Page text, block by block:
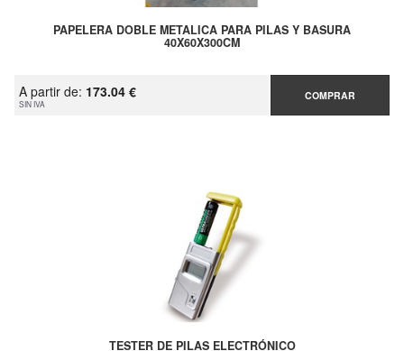
PAPELERA DOBLE METALICA PARA PILAS Y BASURA
40X60X300CM
A partir de: 173.04 €
SIN IVA
COMPRAR
TESTER DE PILAS ELECTRÓNICO